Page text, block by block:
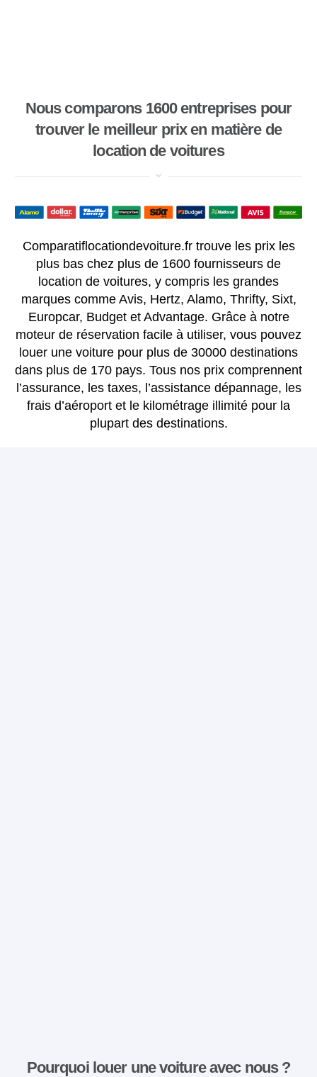
Nous comparons 1600 entreprises pour
trouver le meilleur prix en matière de
location de voitures
Comparatiflocationdevoiture.fr trouve les prix les
plus bas chez plus de 1600 fournisseurs de
location de voitures, y compris les grandes
marques comme Avis, Hertz, Alamo, Thrifty, Sixt,
Europcar, Budget et Advantage. Grâce à notre
moteur de réservation facile à utiliser, vous pouvez
louer une voiture pour plus de 30000 destinations
dans plus de 170 pays. Tous nos prix comprennent
l’assurance, les taxes, l’assistance dépannage, les
frais d’aéroport et le kilométrage illimité pour la
plupart des destinations.
Pourquoi louer une voiture avec nous ?